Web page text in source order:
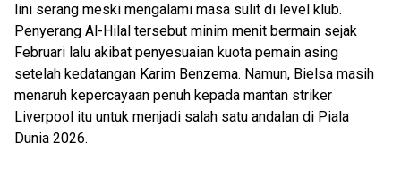
lini serang meski mengalami masa sulit di level klub.
Penyerang Al-Hilal tersebut minim menit bermain sejak
Februari lalu akibat penyesuaian kuota pemain asing
setelah kedatangan Karim Benzema. Namun, Bielsa masih
menaruh kepercayaan penuh kepada mantan striker
Liverpool itu untuk menjadi salah satu andalan di Piala
Dunia 2026.